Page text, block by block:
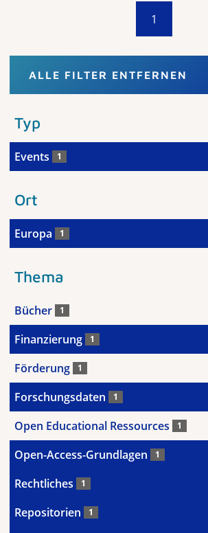
1
ALLE FILTER ENTFERNEN
Typ
Events 1
Ort
Europa 1
Thema
Bücher 1
Finanzierung 1
Förderung 1
Forschungsdaten 1
Open Educational Ressources 1
Open-Access-Grundlagen 1
Rechtliches 1
Repositorien 1